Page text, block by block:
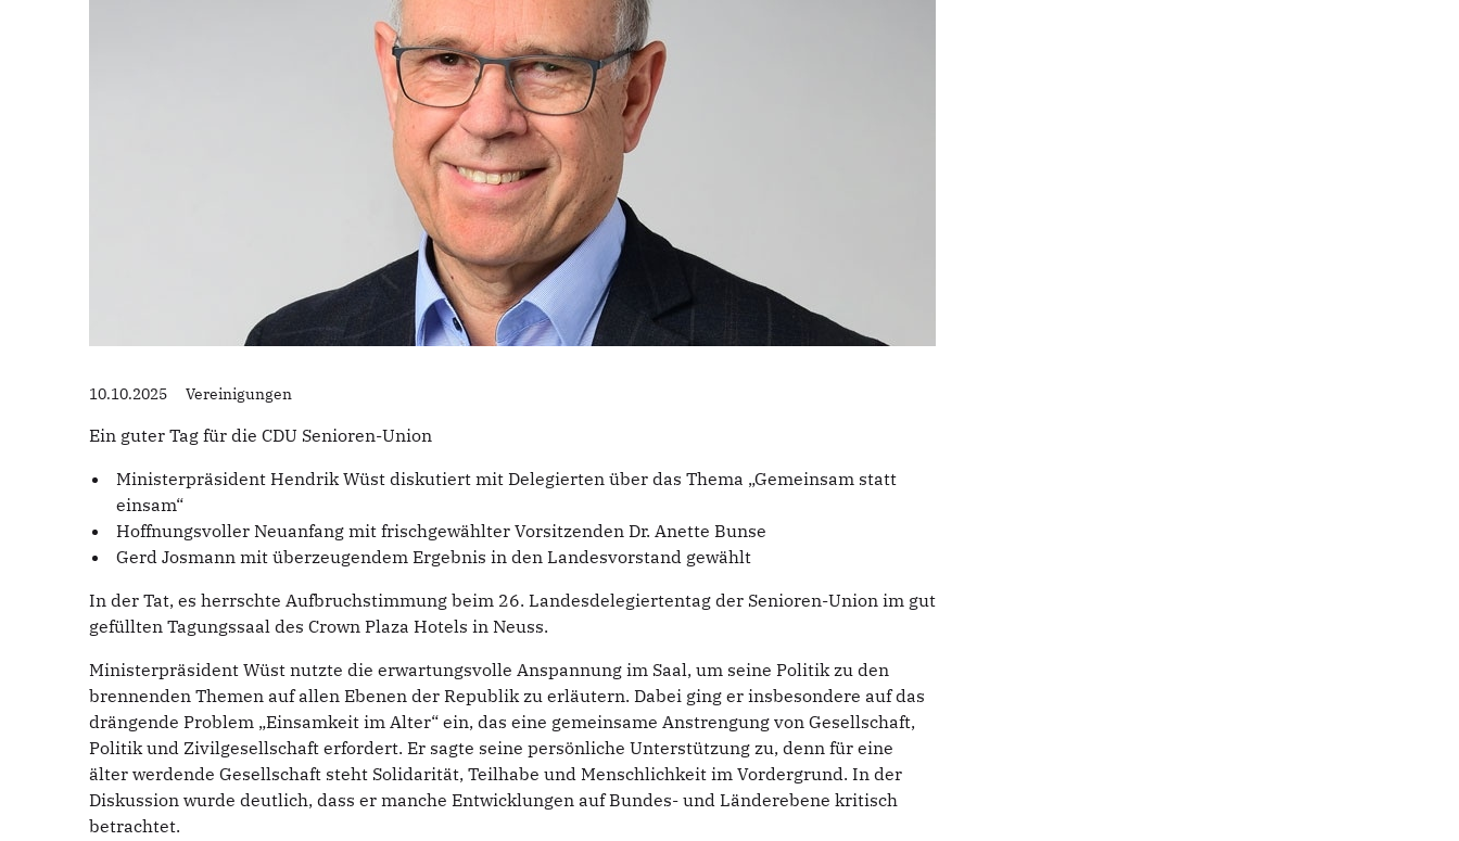
10.10.2025 Vereinigungen
Ein guter Tag für die CDU Senioren-Union
Ministerpräsident Hendrik Wüst diskutiert mit Delegierten über das Thema „Gemeinsam statt
einsam“
Hoffnungsvoller Neuanfang mit frischgewählter Vorsitzenden Dr. Anette Bunse
Gerd Josmann mit überzeugendem Ergebnis in den Landesvorstand gewählt
In der Tat, es herrschte Aufbruchstimmung beim 26. Landesdelegiertentag der Senioren-Union im gut
gefüllten Tagungssaal des Crown Plaza Hotels in Neuss.
Ministerpräsident Wüst nutzte die erwartungsvolle Anspannung im Saal, um seine Politik zu den
brennenden Themen auf allen Ebenen der Republik zu erläutern. Dabei ging er insbesondere auf das
drängende Problem „Einsamkeit im Alter“ ein, das eine gemeinsame Anstrengung von Gesellschaft,
Politik und Zivilgesellschaft erfordert. Er sagte seine persönliche Unterstützung zu, denn für eine
älter werdende Gesellschaft steht Solidarität, Teilhabe und Menschlichkeit im Vordergrund. In der
Diskussion wurde deutlich, dass er manche Entwicklungen auf Bundes- und Länderebene kritisch
betrachtet.